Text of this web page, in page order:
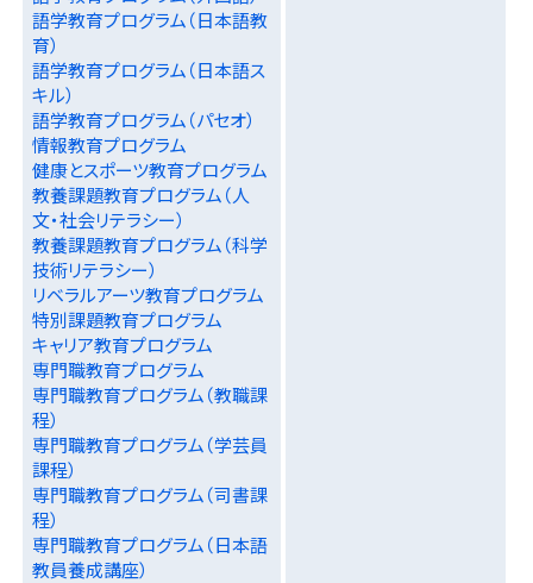
語学教育プログラム（日本語教
育）
語学教育プログラム（日本語ス
キル）
語学教育プログラム（パセオ）
情報教育プログラム
健康とスポーツ教育プログラム
教養課題教育プログラム（人
文・社会リテラシー）
教養課題教育プログラム（科学
技術リテラシー）
リベラルアーツ教育プログラム
特別課題教育プログラム
キャリア教育プログラム
専門職教育プログラム
専門職教育プログラム（教職課
程）
専門職教育プログラム（学芸員
課程）
専門職教育プログラム（司書課
程）
専門職教育プログラム（日本語
教員養成講座）